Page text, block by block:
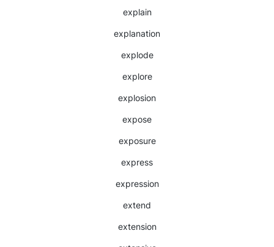
explain
explanation
explode
explore
explosion
expose
exposure
express
expression
extend
extension